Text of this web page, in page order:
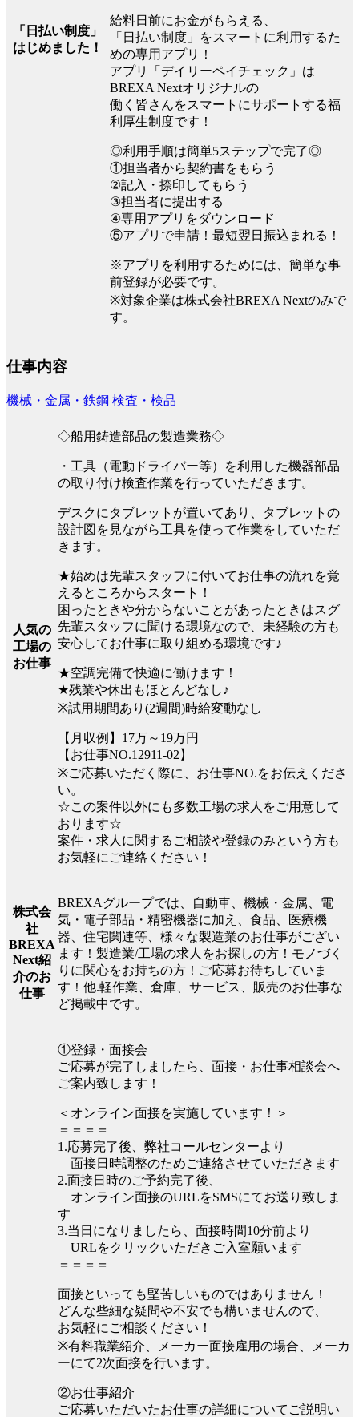
「日払い制度」
はじめました！
給料日前にお金がもらえる、
「日払い制度」をスマートに利用するた
めの専用アプリ！
アプリ「デイリーペイチェック」は
BREXA Nextオリジナルの
働く皆さんをスマートにサポートする福
利厚生制度です！
◎利用手順は簡単5ステップで完了◎
①担当者から契約書をもらう
②記入・捺印してもらう
③担当者に提出する
④専用アプリをダウンロード
⑤アプリで申請！最短翌日振込まれる！
※アプリを利用するためには、簡単な事
前登録が必要です。
※対象企業は株式会社BREXA Nextのみで
す。
仕事内容
機械・金属・鉄鋼 検査・検品
人気の
工場の
お仕事
◇船用鋳造部品の製造業務◇
・工具（電動ドライバー等）を利用した機器部品
の取り付け検査作業を行っていただきます。
デスクにタブレットが置いてあり、タブレットの
設計図を見ながら工具を使って作業をしていただ
きます。
★始めは先輩スタッフに付いてお仕事の流れを覚
えるところからスタート！
困ったときや分からないことがあったときはスグ
先輩スタッフに聞ける環境なので、未経験の方も
安心してお仕事に取り組める環境です♪
★空調完備で快適に働けます！
★残業や休出もほとんどなし♪
※試用期間あり(2週間)時給変動なし
【月収例】17万～19万円
【お仕事NO.12911-02】
※ご応募いただく際に、お仕事NO.をお伝えくださ
い。
☆この案件以外にも多数工場の求人をご用意して
おります☆
案件・求人に関するご相談や登録のみという方も
お気軽にご連絡ください！
株式会
社
BREXA
Next紹
介のお
仕事
BREXAグループでは、自動車、機械・金属、電
気・電子部品・精密機器に加え、食品、医療機
器、住宅関連等、様々な製造業のお仕事がござい
ます！製造業/工場の求人をお探しの方！モノづく
りに関心をお持ちの方！ご応募お待ちしていま
す！他.軽作業、倉庫、サービス、販売のお仕事な
ど掲載中です。
①登録・面接会
ご応募が完了しましたら、面接・お仕事相談会へ
ご案内致します！
＜オンライン面接を実施しています！＞
＝＝＝＝
1.応募完了後、弊社コールセンターより
面接日時調整のためご連絡させていただきます
2.面接日時のご予約完了後、
オンライン面接のURLをSMSにてお送り致しま
す
3.当日になりましたら、面接時間10分前より
URLをクリックいただきご入室願います
＝＝＝＝
面接といっても堅苦しいものではありません！
どんな些細な疑問や不安でも構いませんので、
お気軽にご相談ください！
※有料職業紹介、メーカー面接雇用の場合、メーカ
ーにて2次面接を行います。
②お仕事紹介
ご応募いただいたお仕事の詳細についてご説明い